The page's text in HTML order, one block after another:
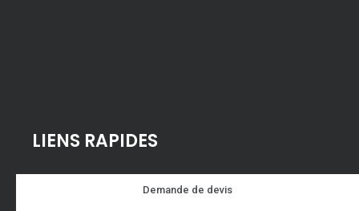
LIENS RAPIDES
Demande de devis